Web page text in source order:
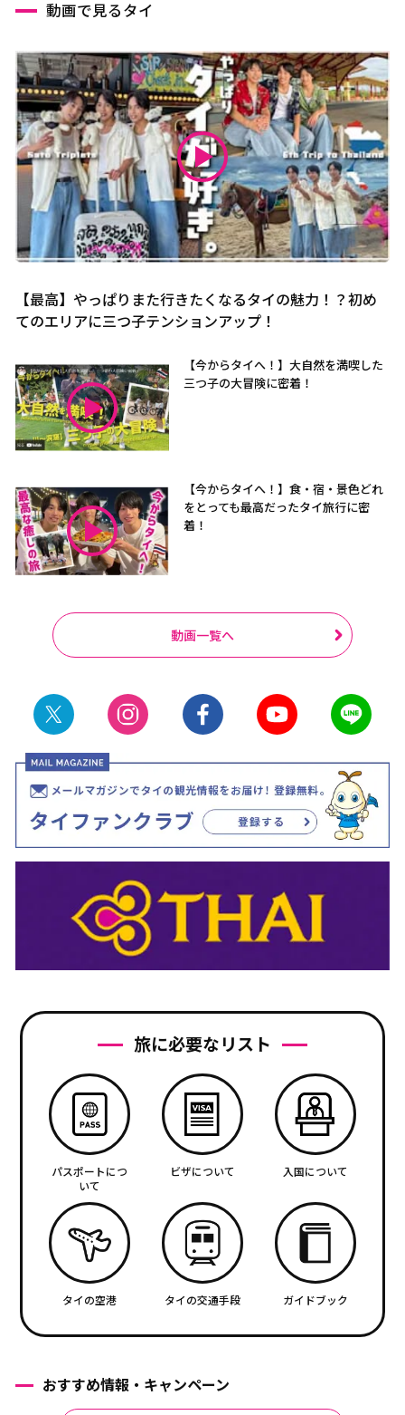
動画で見るタイ
【最高】やっぱりまた行きたくなるタイの魅力！？初め
てのエリアに三つ子テンションアップ！
【今からタイへ！】大自然を満喫した
三つ子の大冒険に密着！
【今からタイへ！】食・宿・景色どれ
をとっても最高だったタイ旅行に密
着！
動画一覧へ
旅に必要なリスト
パスポートにつ
いて
ビザについて 入国について
タイの空港 タイの交通手段 ガイドブック
おすすめ情報・キャンペーン